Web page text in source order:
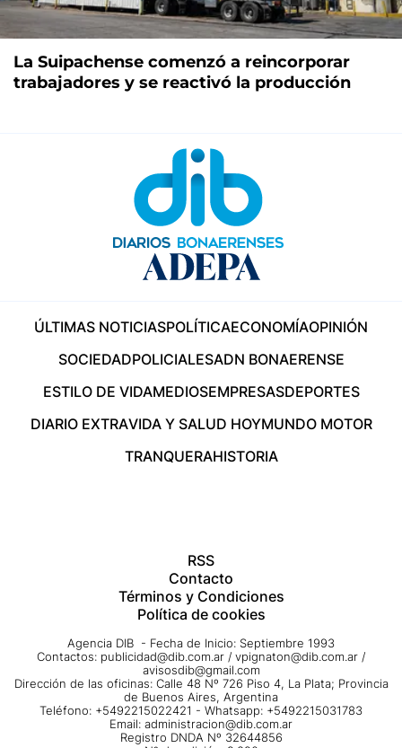
La Suipachense comenzó a reincorporar
trabajadores y se reactivó la producción
ÚLTIMAS NOTICIASPOLÍTICAECONOMÍAOPINIÓN
SOCIEDADPOLICIALESADN BONAERENSE
ESTILO DE VIDAMEDIOSEMPRESASDEPORTES
DIARIO EXTRAVIDA Y SALUD HOYMUNDO MOTOR
TRANQUERAHISTORIA
RSS
Contacto
Términos y Condiciones
Política de cookies
Agencia DIB - Fecha de Inicio: Septiembre 1993
Contactos: publicidad@dib.com.ar / vpignaton@dib.com.ar /
avisosdib@gmail.com
Dirección de las oficinas: Calle 48 Nº 726 Piso 4, La Plata; Provincia
de Buenos Aires, Argentina
Teléfono: +5492215022421 - Whatsapp: +5492215031783
Email: administracion@dib.com.ar
Registro DNDA Nº 32644856